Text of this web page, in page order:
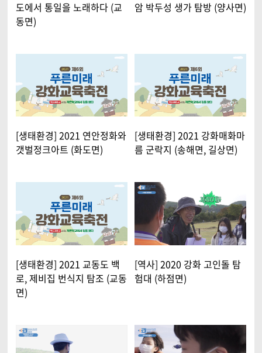
도에서 통일을 노래하다 (교
동면)
암 박두성 생가 탐방 (양사면)
[생태환경] 2021 연안정화와
갯벌정크아트 (화도면)
[생태환경] 2021 강화매화마
름 군락지 (송해면, 길상면)
[생태환경] 2021 교동도 백
로, 제비집 번식지 탐조 (교동
면)
[역사] 2020 강화 고인돌 탐
험대 (하점면)